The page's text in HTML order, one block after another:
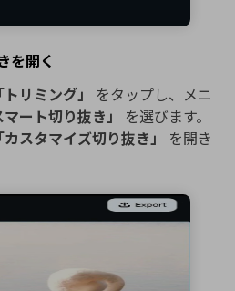
を開く
「トリミング」
をタップし、メニ
マート切り抜き」
を選びます。
「カスタマイズ切り抜き」
を開き